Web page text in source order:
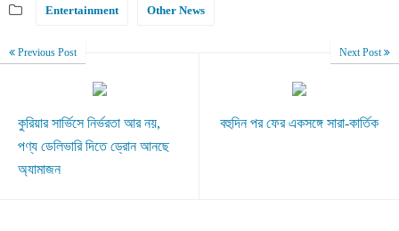
Entertainment Other News
Previous Post
কুরিয়ার সার্ভিসে নির্ভরতা আর নয়,
পণ্য ডেলিভারি দিতে ড্রোন আনছে
অ্যামাজন
Next Post
বহুদিন পর ফের একসঙ্গে সারা-কার্তিক